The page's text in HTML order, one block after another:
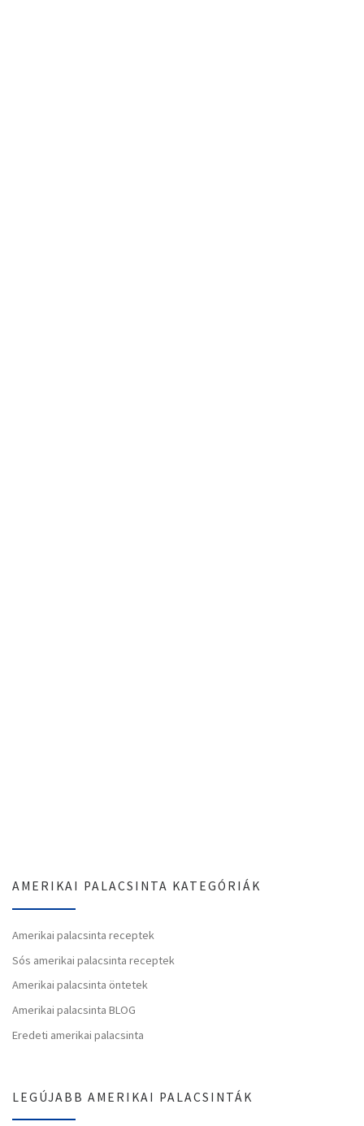
AMERIKAI PALACSINTA KATEGÓRIÁK
Amerikai palacsinta receptek
Sós amerikai palacsinta receptek
Amerikai palacsinta öntetek
Amerikai palacsinta BLOG
Eredeti amerikai palacsinta
LEGÚJABB AMERIKAI PALACSINTÁK